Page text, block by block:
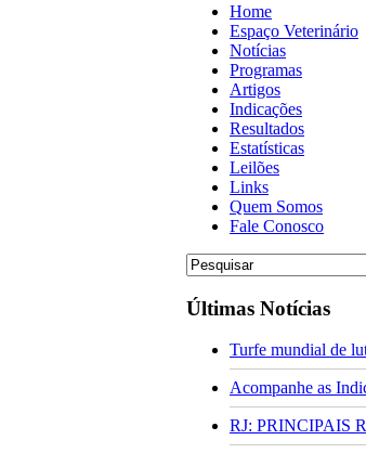
Home
Espaço Veterinário
Notícias
Programas
Artigos
Indicações
Resultados
Estatísticas
Leilões
Links
Quem Somos
Fale Conosco
Últimas Notícias
Turfe mundial de
Acompanhe as
RJ: PRINCIPAIS